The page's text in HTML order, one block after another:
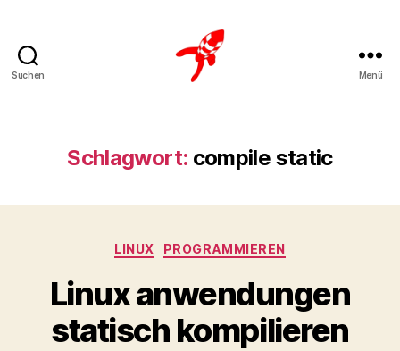
Suchen Menü
Schlagwort: compile static
Kategorien
LINUX PROGRAMMIEREN
Linux anwendungen
statisch kompilieren